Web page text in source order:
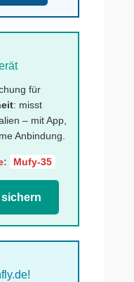
für
: misst
– mit App,
Anbindung.
Mufy-35